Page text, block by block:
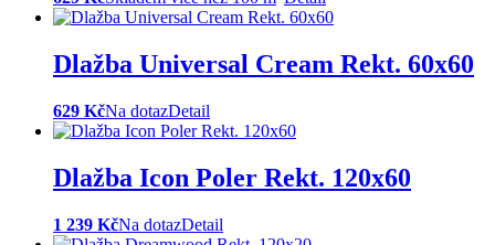
Dlažba Universal Cream Rekt. 60x60
629 KčNa dotazDetail
Dlažba Icon Poler Rekt. 120x60
1 239 KčNa dotazDetail